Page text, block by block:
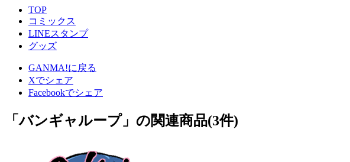
TOP
コミックス
LINEスタンプ
グッズ
GANMA!に戻る
Xでシェア
Facebookでシェア
「バンギャループ」の関連商品(3件)